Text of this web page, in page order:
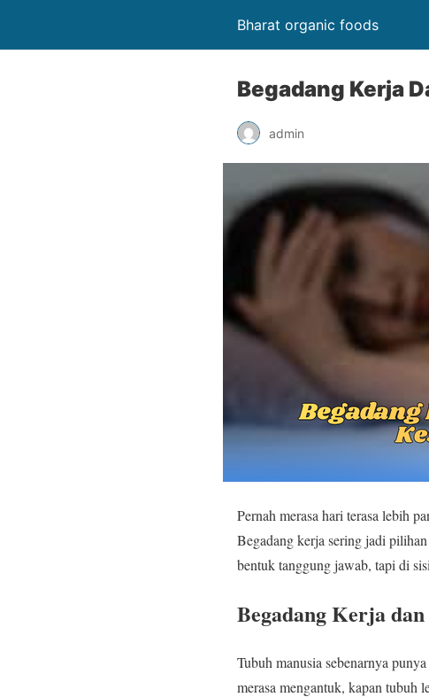
Bharat organic foods
Begadang Kerja
admin
Pernah merasa hari terasa lebih
Begadang kerja sering jadi
bentuk tanggung jawab, tapi di
Begadang Kerja
Tubuh manusia sebenarnya
merasa mengantuk, kapan tubuh